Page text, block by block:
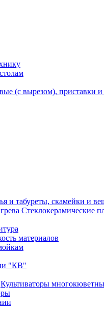
(с вырезом), приставки
и табуреты, скамейки и
Стеклокерамические
материалов
"КВ"
Культиваторы